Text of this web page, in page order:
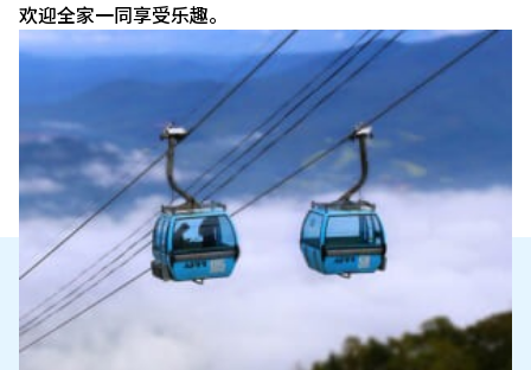
欢迎全家一同享受乐趣。